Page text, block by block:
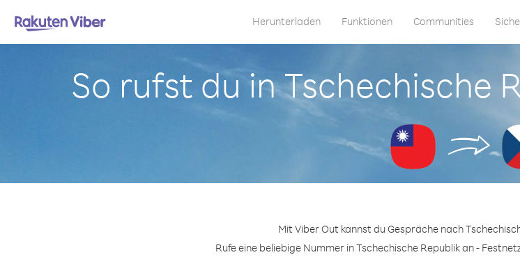
Herunterladen Funktionen Communities
So rufst du in Tschechische
Mit Viber Out kannst du Gespräche nach
Rufe eine beliebige Nummer in Tschechische Republik an -